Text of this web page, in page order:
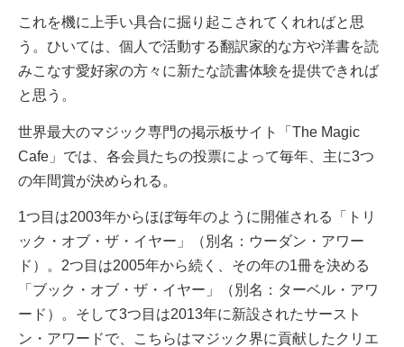
これを機に上手い具合に掘り起こされてくれればと思
う。ひいては、個人で活動する翻訳家的な方や洋書を読
みこなす愛好家の方々に新たな読書体験を提供できれば
と思う。
世界最大のマジック専門の掲示板サイト「The Magic
Cafe」では、各会員たちの投票によって毎年、主に3つ
の年間賞が決められる。
1つ目は2003年からほぼ毎年のように開催される「トリ
ック・オブ・ザ・イヤー」（別名：ウーダン・アワー
ド）。2つ目は2005年から続く、その年の1冊を決める
「ブック・オブ・ザ・イヤー」（別名：ターベル・アワ
ード）。そして3つ目は2013年に新設されたサースト
ン・アワードで、こちらはマジック界に貢献したクリエ